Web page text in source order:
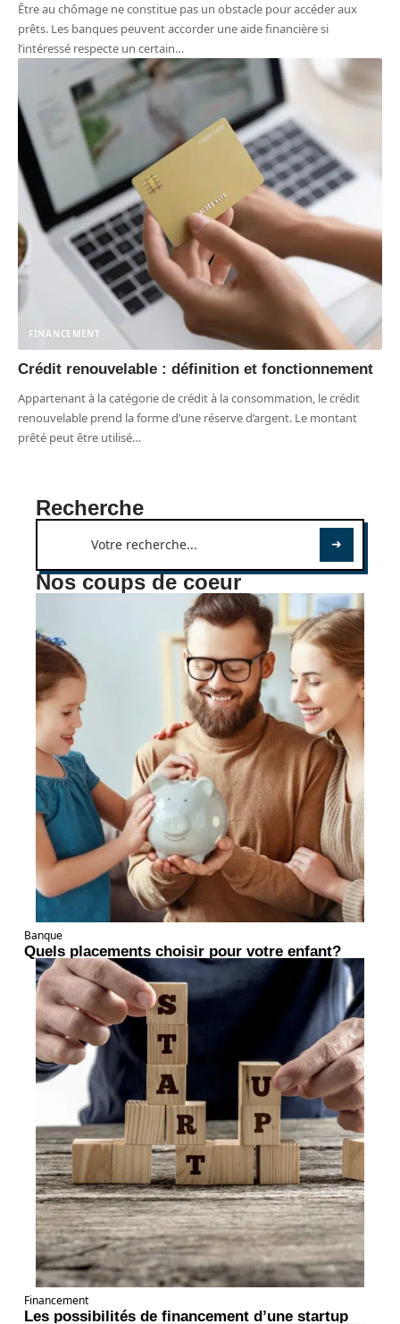
Être au chômage ne constitue pas un obstacle pour accéder aux
prêts. Les banques peuvent accorder une aide financière si
l’intéressé respecte un certain…
FINANCEMENT
Crédit renouvelable : définition et fonctionnement
Appartenant à la catégorie de crédit à la consommation, le crédit
renouvelable prend la forme d’une réserve d’argent. Le montant
prêté peut être utilisé…
Recherche
Nos coups de coeur
Banque
Quels placements choisir pour votre enfant?
Financement
Les possibilités de financement d’une startup